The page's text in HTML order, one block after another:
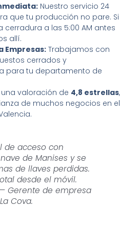
Nuestro servicio 24
que tu producción no pare. Si
cerradura a las 5:00 AM antes
allí.
Empresas: Trabajamos con
cerrados y
para tu departamento de
valoración de 4,8 estrellas,
de muchos negocios en el
de acceso con
de Manises y se
de llaves perdidas.
desde el móvil.
—Gerente de empresa
Cova.